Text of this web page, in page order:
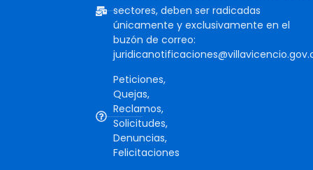
sectores, deben ser radicadas
únicamente y exclusivamente en el
buzón de correo:
Peticiones,
Quejas,
Reclamos,
Solicitudes,
Denuncias,
Felicitaciones